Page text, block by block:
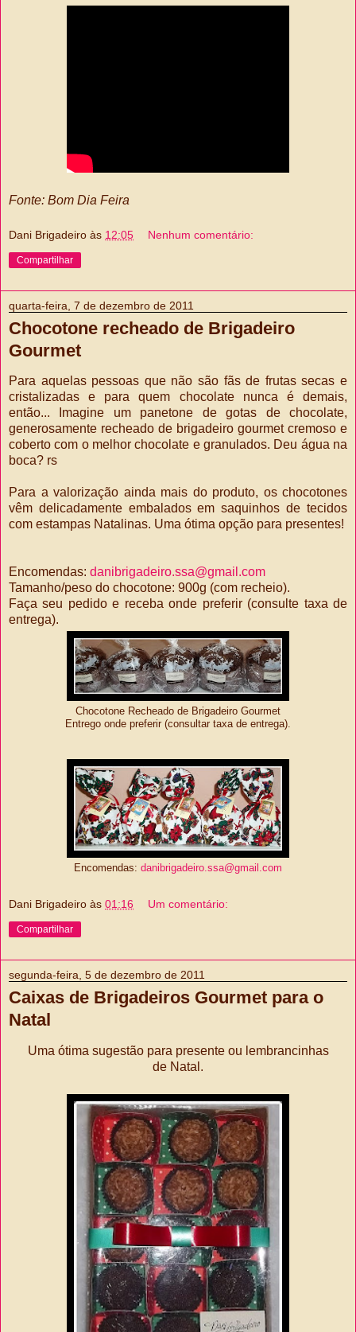
Fonte: Bom Dia Feira
Dani Brigadeiro às 12:05 Nenhum comentário:
Compartilhar
quarta-feira, 7 de dezembro de 2011
Chocotone recheado de Brigadeiro
Gourmet
Para aquelas pessoas que não são fãs de frutas secas e
cristalizadas e para quem chocolate nunca é demais,
então... Imagine um panetone de gotas de chocolate,
generosamente recheado de brigadeiro gourmet cremoso e
coberto com o melhor chocolate e granulados. Deu água na
boca? rs
Para a valorização ainda mais do produto, os chocotones
vêm delicadamente embalados em saquinhos de tecidos
com estampas Natalinas. Uma ótima opção para presentes!
Encomendas: danibrigadeiro.ssa@gmail.com
Tamanho/peso do chocotone: 900g (com recheio).
Faça seu pedido e receba onde preferir (consulte taxa de
entrega).
Chocotone Recheado de Brigadeiro Gourmet
Entrego onde preferir (consultar taxa de entrega).
Encomendas: danibrigadeiro.ssa@gmail.com
Dani Brigadeiro às 01:16 Um comentário:
Compartilhar
segunda-feira, 5 de dezembro de 2011
Caixas de Brigadeiros Gourmet para o
Natal
Uma ótima sugestão para presente ou lembrancinhas
de Natal.